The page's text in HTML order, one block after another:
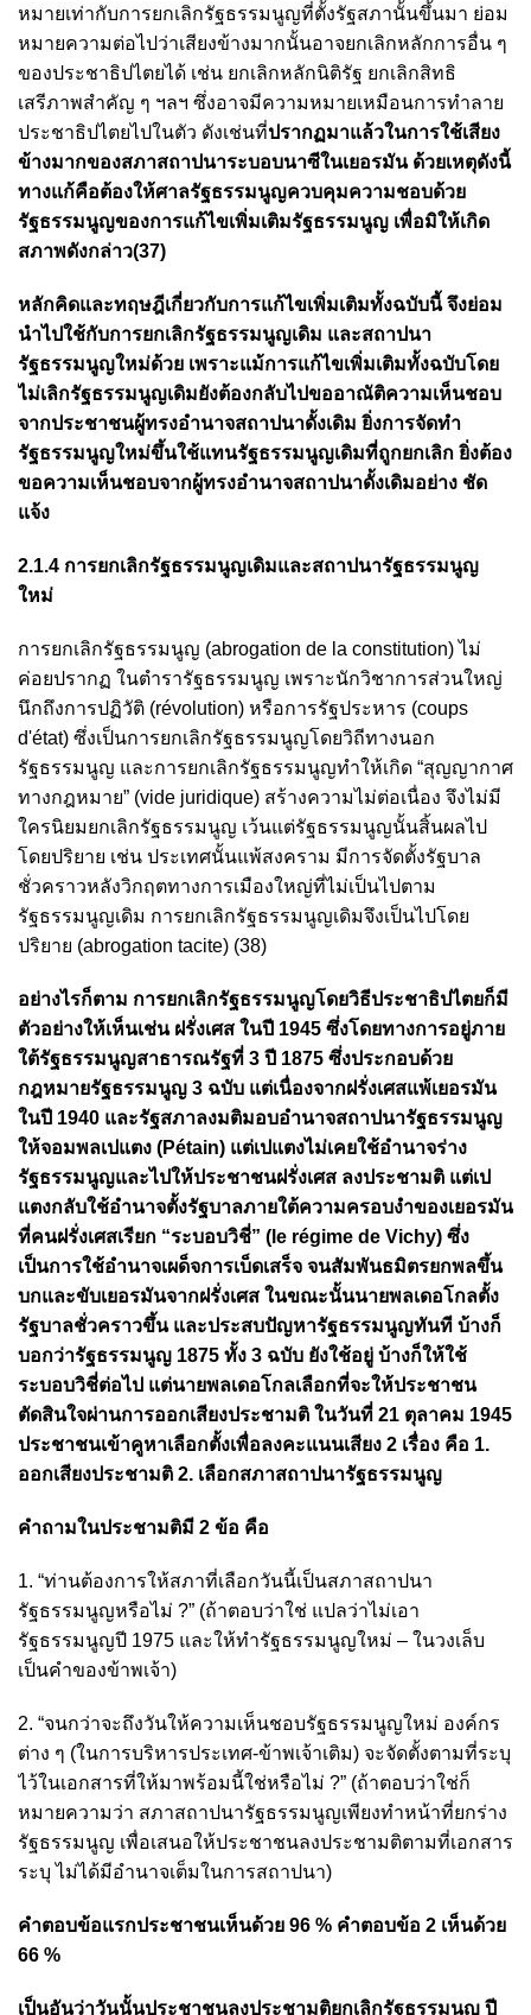
หมายเท่ากับการยกเลิกรัฐธรรมนูญที่ตั้งรัฐสภานั้นขึ้นมา ย่อม
หมายความต่อไปว่าเสียงข้างมากนั้นอาจยกเลิกหลักการอื่น ๆ
ของประชาธิปไตยได้ เช่น ยกเลิกหลักนิติรัฐ ยกเลิกสิทธิ
เสรีภาพสำคัญ ๆ ฯลฯ ซึ่งอาจมีความหมายเหมือนการทำลาย
ประชาธิปไตยไปในตัว ดังเช่นที่ปรากฏมาแล้วในการใช้เสียง
ข้างมากของสภาสถาปนาระบอบนาซีในเยอรมัน ด้วยเหตุดังนี้
ทางแก้คือต้องให้ศาลรัฐธรรมนูญควบคุมความชอบด้วย
รัฐธรรมนูญของการแก้ไขเพิ่มเติมรัฐธรรมนูญ เพื่อมิให้เกิด
สภาพดังกล่าว(37)
หลักคิดและทฤษฎีเกี่ยวกับการแก้ไขเพิ่มเติมทั้งฉบับนี้ จึงย่อม
นำไปใช้กับการยกเลิกรัฐธรรมนูญเดิม และสถาปนา
รัฐธรรมนูญใหม่ด้วย เพราะแม้การแก้ไขเพิ่มเติมทั้งฉบับโดย
ไม่เลิกรัฐธรรมนูญเดิมยังต้องกลับไปขออาณัติความเห็นชอบ
จากประชาชนผู้ทรงอำนาจสถาปนาดั้งเดิม ยิ่งการจัดทำ
รัฐธรรมนูญใหม่ขึ้นใช้แทนรัฐธรรมนูญเดิมที่ถูกยกเลิก ยิ่งต้อง
ขอความเห็นชอบจากผู้ทรงอำนาจสถาปนาดั้งเดิมอย่าง ชัด
แจ้ง
2.1.4 การยกเลิกรัฐธรรมนูญเดิมและสถาปนารัฐธรรมนูญ
ใหม่
การยกเลิกรัฐธรรมนูญ (abrogation de la constitution) ไม่
ค่อยปรากฏ ในตำรารัฐธรรมนูญ เพราะนักวิชาการส่วนใหญ่
นึกถึงการปฏิวัติ (révolution) หรือการรัฐประหาร (coups
d'état) ซึ่งเป็นการยกเลิกรัฐธรรมนูญโดยวิถีทางนอก
รัฐธรรมนูญ และการยกเลิกรัฐธรรมนูญทำให้เกิด “สุญญากาศ
ทางกฎหมาย” (vide juridique) สร้างความไม่ต่อเนื่อง จึงไม่มี
ใครนิยมยกเลิกรัฐธรรมนูญ เว้นแต่รัฐธรรมนูญนั้นสิ้นผลไป
โดยปริยาย เช่น ประเทศนั้นแพ้สงคราม มีการจัดตั้งรัฐบาล
ชั่วคราวหลังวิกฤตทางการเมืองใหญ่ที่ไม่เป็นไปตาม
รัฐธรรมนูญเดิม การยกเลิกรัฐธรรมนูญเดิมจึงเป็นไปโดย
ปริยาย (abrogation tacite) (38)
อย่างไรก็ตาม การยกเลิกรัฐธรรมนูญโดยวิธีประชาธิปไตยก็มี
ตัวอย่างให้เห็นเช่น ฝรั่งเศส ในปี 1945 ซึ่งโดยทางการอยู่ภาย
ใต้รัฐธรรมนูญสาธารณรัฐที่ 3 ปี 1875 ซึ่งประกอบด้วย
กฎหมายรัฐธรรมนูญ 3 ฉบับ แต่เนื่องจากฝรั่งเศสแพ้เยอรมัน
ในปี 1940 และรัฐสภาลงมติมอบอำนาจสถาปนารัฐธรรมนูญ
ให้จอมพลเปแตง (Pétain) แต่เปแตงไม่เคยใช้อำนาจร่าง
รัฐธรรมนูญและไปให้ประชาชนฝรั่งเศส ลงประชามติ แต่เป
แตงกลับใช้อำนาจตั้งรัฐบาลภายใต้ความครอบงำของเยอรมัน
ที่คนฝรั่งเศสเรียก “ระบอบวิชี่” (le régime de Vichy) ซึ่ง
เป็นการใช้อำนาจเผด็จการเบ็ดเสร็จ จนสัมพันธมิตรยกพลขึ้น
บกและขับเยอรมันจากฝรั่งเศส ในขณะนั้นนายพลเดอโกลตั้ง
รัฐบาลชั่วคราวขึ้น และประสบปัญหารัฐธรรมนูญทันที บ้างก็
บอกว่ารัฐธรรมนูญ 1875 ทั้ง 3 ฉบับ ยังใช้อยู่ บ้างก็ให้ใช้
ระบอบวิชี่ต่อไป แต่นายพลเดอโกลเลือกที่จะให้ประชาชน
ตัดสินใจผ่านการออกเสียงประชามติ ในวันที่ 21 ตุลาคม 1945
ประชาชนเข้าคูหาเลือกตั้งเพื่อลงคะแนนเสียง 2 เรื่อง คือ 1.
ออกเสียงประชามติ 2. เลือกสภาสถาปนารัฐธรรมนูญ
คำถามในประชามติมี 2 ข้อ คือ
1. “ท่านต้องการให้สภาที่เลือกวันนี้เป็นสภาสถาปนา
รัฐธรรมนูญหรือไม่ ?” (ถ้าตอบว่าใช่ แปลว่าไม่เอา
รัฐธรรมนูญปี 1975 และให้ทำรัฐธรรมนูญใหม่ – ในวงเล็บ
เป็นคำของข้าพเจ้า)
2. “จนกว่าจะถึงวันให้ความเห็นชอบรัฐธรรมนูญใหม่ องค์กร
ต่าง ๆ (ในการบริหารประเทศ-ข้าพเจ้าเติม) จะจัดตั้งตามที่ระบุ
ไว้ในเอกสารที่ให้มาพร้อมนี้ใช่หรือไม่ ?” (ถ้าตอบว่าใช่ก็
หมายความว่า สภาสถาปนารัฐธรรมนูญเพียงทำหน้าที่ยกร่าง
รัฐธรรมนูญ เพื่อเสนอให้ประชาชนลงประชามติตามที่เอกสาร
ระบุ ไม่ได้มีอำนาจเต็มในการสถาปนา)
คำตอบข้อแรกประชาชนเห็นด้วย 96 % คำตอบข้อ 2 เห็นด้วย
66 %
เป็นอันว่าวันนั้นประชาชนลงประชามติยกเลิกรัฐธรรมนูญ ปี